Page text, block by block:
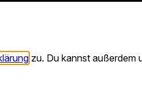
zu. Du kannst außerdem